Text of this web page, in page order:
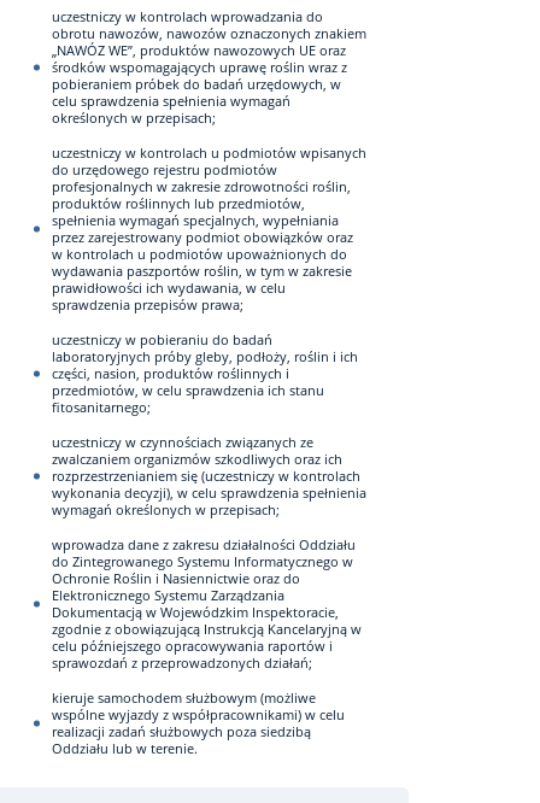
uczestniczy w kontrolach wprowadzania do
obrotu nawozów, nawozów oznaczonych znakiem
„NAWÓZ WE”, produktów nawozowych UE oraz
środków wspomagających uprawę roślin wraz z
pobieraniem próbek do badań urzędowych, w
celu sprawdzenia spełnienia wymagań
określonych w przepisach;
uczestniczy w kontrolach u podmiotów wpisanych
do urzędowego rejestru podmiotów
profesjonalnych w zakresie zdrowotności roślin,
produktów roślinnych lub przedmiotów,
spełnienia wymagań specjalnych, wypełniania
przez zarejestrowany podmiot obowiązków oraz
w kontrolach u podmiotów upoważnionych do
wydawania paszportów roślin, w tym w zakresie
prawidłowości ich wydawania, w celu
sprawdzenia przepisów prawa;
uczestniczy w pobieraniu do badań
laboratoryjnych próby gleby, podłoży, roślin i ich
części, nasion, produktów roślinnych i
przedmiotów, w celu sprawdzenia ich stanu
fitosanitarnego;
uczestniczy w czynnościach związanych ze
zwalczaniem organizmów szkodliwych oraz ich
rozprzestrzenianiem się (uczestniczy w kontrolach
wykonania decyzji), w celu sprawdzenia spełnienia
wymagań określonych w przepisach;
wprowadza dane z zakresu działalności Oddziału
do Zintegrowanego Systemu Informatycznego w
Ochronie Roślin i Nasiennictwie oraz do
Elektronicznego Systemu Zarządzania
Dokumentacją w Wojewódzkim Inspektoracie,
zgodnie z obowiązującą Instrukcją Kancelaryjną w
celu późniejszego opracowywania raportów i
sprawozdań z przeprowadzonych działań;
kieruje samochodem służbowym (możliwe
wspólne wyjazdy z współpracownikami) w celu
realizacji zadań służbowych poza siedzibą
Oddziału lub w terenie.